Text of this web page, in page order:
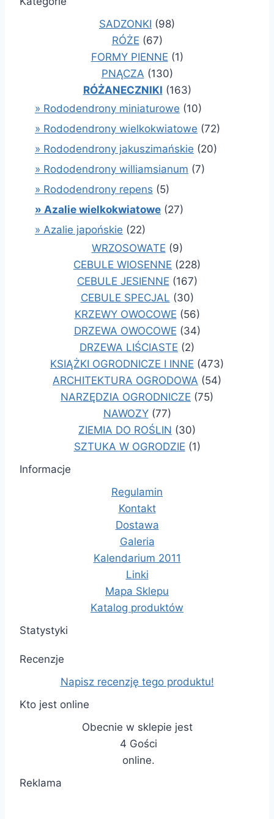
SADZONKI (98)
RÓŻE (67)
FORMY PIENNE (1)
PNĄCZA (130)
RÓŻANECZNIKI (163)
» Rododendrony miniaturowe (10)
» Rododendrony wielkokwiatowe (72)
» Rododendrony jakuszimańskie (20)
» Rododendrony williamsianum (7)
» Rododendrony repens (5)
» Azalie wielkokwiatowe (27)
» Azalie japońskie (22)
WRZOSOWATE (9)
CEBULE WIOSENNE (228)
CEBULE JESIENNE (167)
CEBULE SPECJAL (30)
KRZEWY OWOCOWE (56)
DRZEWA OWOCOWE (34)
DRZEWA LIŚCIASTE (2)
KSIĄŻKI OGRODNICZE I INNE (473)
ARCHITEKTURA OGRODOWA (54)
NARZĘDZIA OGRODNICZE (75)
NAWOZY(77)
ZIEMIA DO ROŚLIN (30)
SZTUKA W OGRODZIE (1)
Informacje
Regulamin
Kontakt
Dostawa
Galeria
Kalendarium 2011
Linki
Mapa Sklepu
Katalog produktów
Statystyki
Recenzje
Napisz recenzję tego produktu!
Kto jest online
Obecnie w sklepie jest
4 Gości
online.
Reklama